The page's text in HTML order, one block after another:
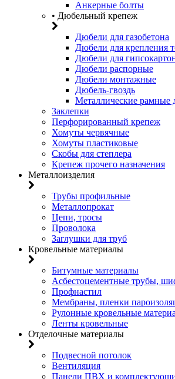
Анкерные болты
• Дюбельный крепеж
Дюбели для газобетона
Дюбели для крепления
Дюбели для
Дюбели распорные
Дюбели монтажные
Дюбель-гвоздь
Металлические рамные
Заклепки
Перфорированный крепеж
Хомуты червячные
Хомуты пластиковые
Скобы для степлера
Крепеж прочего назначения
Металлоизделия
Трубы профильные
Металлопрокат
Цепи, тросы
Проволока
Заглушки для труб
Кровельные материалы
Битумные материалы
Асбестоцементные трубы,
Профнастил
Мембраны, пленки
Рулонные кровельные
Ленты кровельные
Отделочные материалы
Подвесной потолок
Вентиляция
Панели ПВХ и